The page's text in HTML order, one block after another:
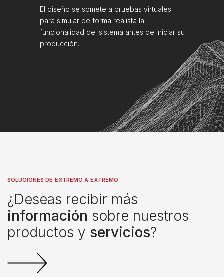
El diseño se somete a pruebas virtuales
para simular de forma realista la
funcionalidad del sistema antes de iniciar su
producción.
SOLUCIONES DE EXTREMO A EXTREMO
¿Deseas recibir más
información sobre nuestros
productos y servicios?